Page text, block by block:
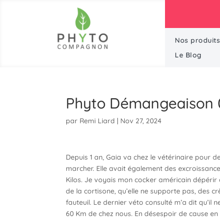
Nos
Le Blog
Phyto Démangeaison
par Remi Liard | Nov 27, 2024
Depuis 1 an, Gaia va chez le vétérinaire pour
marcher. Elle avait également des
Kilos. Je voyais mon cocker américain dépérir
de la cortisone, qu’elle ne supporte pas, des
fauteuil. Le dernier véto consulté m’a dit qu’il
60 Km de chez nous. En désespoir de cause